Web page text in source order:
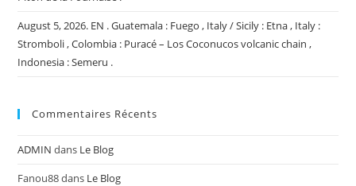
August 5, 2026. EN . Guatemala : Fuego , Italy / Sicily : Etna , Italy :
Stromboli , Colombia : Puracé – Los Coconucos volcanic chain ,
Indonesia : Semeru .
Commentaires Récents
ADMIN dans Le Blog
Fanou88dans Le Blog